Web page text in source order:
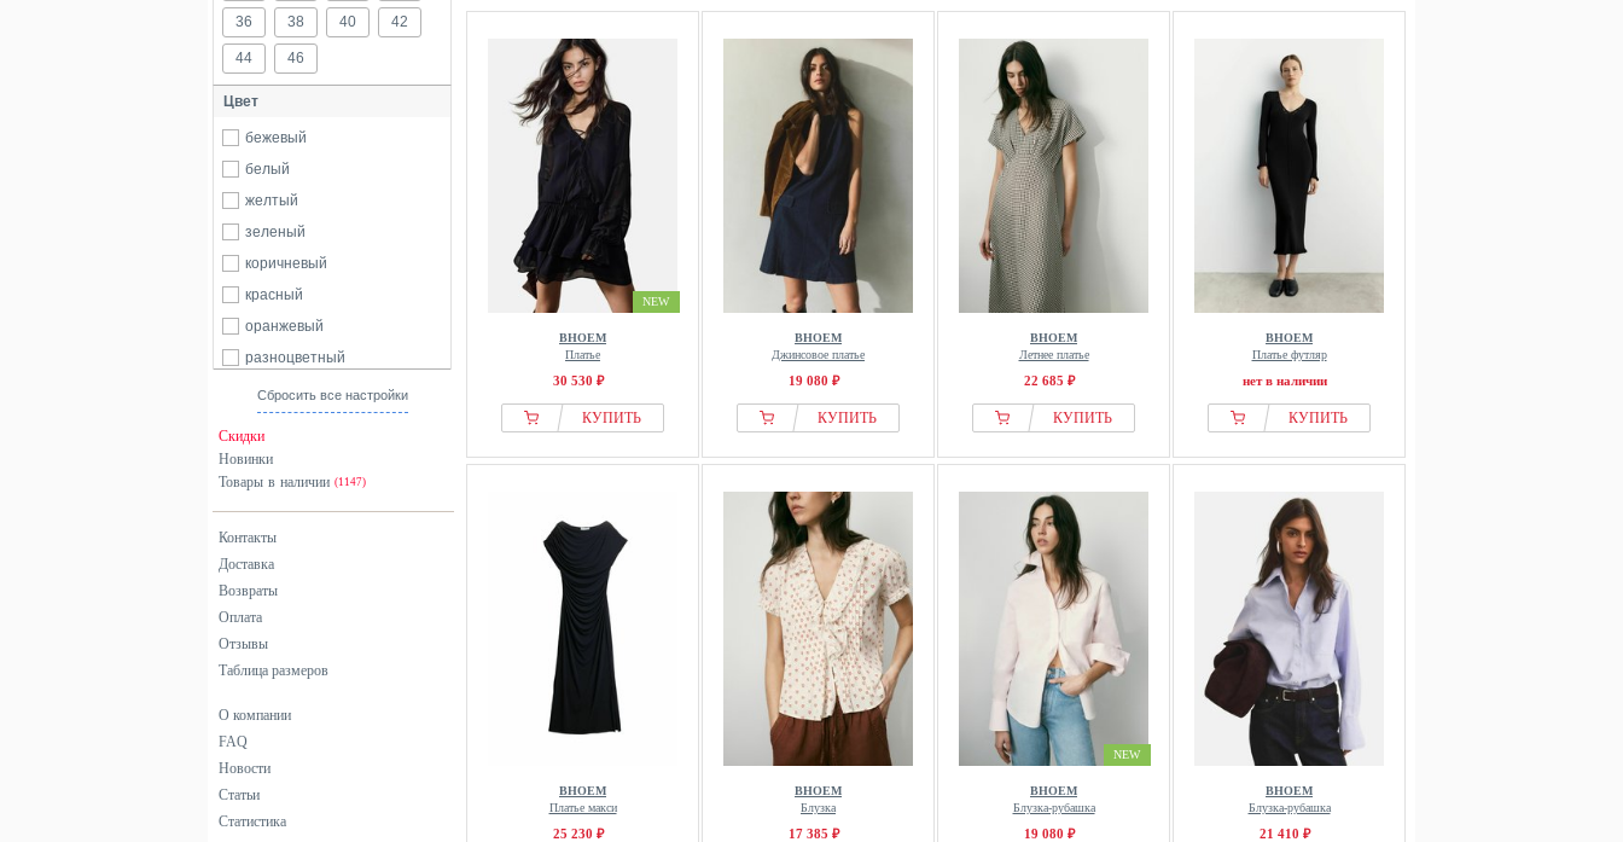
36 38 40 42
44 46
Цвет
бежевый
белый
желтый
зеленый
коричневый
красный
оранжевый
разноцветный
розовый
синий
хаки
черный
Сбросить все настройки
Скидки
Новинки
Товары в наличии (1147)
Контакты
Доставка
Возвраты
Оплата
Отзывы
Таблица размеров
О компании
FAQ
Новости
Статьи
Статистика
NEW
BHOEM
Платье
30 530 ₽
КУПИТЬ
BHOEM
Джинсовое платье
19 080 ₽
КУПИТЬ
BHOEM
Летнее платье
22 685 ₽
КУПИТЬ
BHOEM
Платье футляр
нет в наличии
КУПИТЬ
BHOEM
Платье макси
25 230 ₽
BHOEM
Блузка
17 385 ₽
NEW
BHOEM
Блузка-рубашка
19 080 ₽
BHOEM
Блузка-рубашка
21 410 ₽